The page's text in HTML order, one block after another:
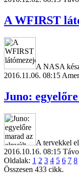
A WFIRST
A NASA
2016.11.06. 08:15
Juno:
A tervekkel
2016.10.16. 08:15
Oldalak: 1 2 3 4 5 6 7 8
Összesen 433 cikk.